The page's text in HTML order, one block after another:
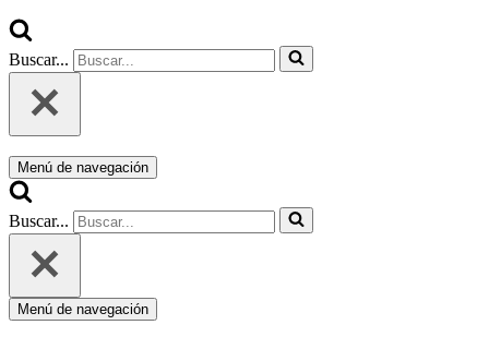
Buscar...
Menú de navegación
Buscar...
Menú de navegación